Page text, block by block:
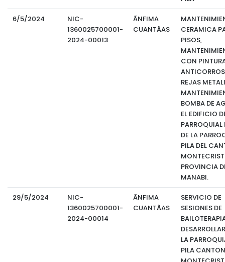
6/5/2024
NIC-
1360025700001-
2024-00013
ÃNFIMA
CUANTÃAS
CERAMICA
PISOS,
CON
REJAS
BOMBA DE
EL EDIFICIO
PARROQUIAL
DE LA
PILA DEL
PROVINCIA
MANABI.
29/5/2024
NIC-
1360025700001-
2024-00014
ÃNFIMA
CUANTÃAS
SERVICIO DE
SESIONES DE
LA
PILA CANTON